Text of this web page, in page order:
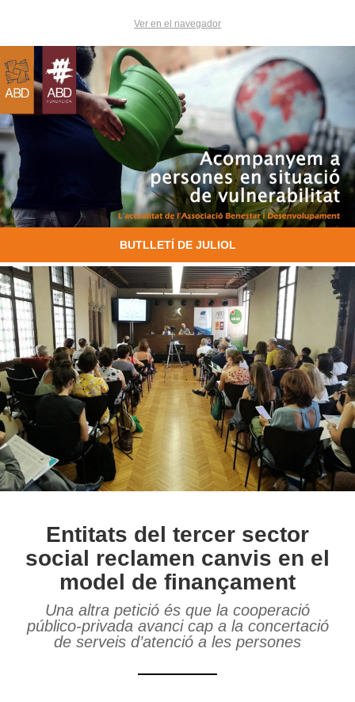
Ver en el navegador
BUTLLETÍ DE JULIOL
Entitats del tercer sector
social reclamen canvis en el
model de finançament
Una altra petició és que la cooperació
público-privada avanci cap a la concertació
de serveis d’atenció a les persones